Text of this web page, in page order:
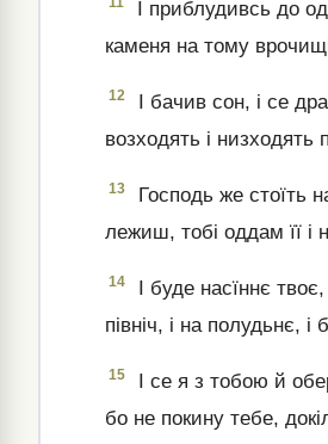
11
І приблудивсь до
каменя на тому
12
І бачив сон, і се
возходять і низходять
13
Господь же стоїть
лежиш, тобі оддам її і
14
І буде насїннє
північ, і на полудьнє, і
15
І се я з тобою й
бо не покину тебе,